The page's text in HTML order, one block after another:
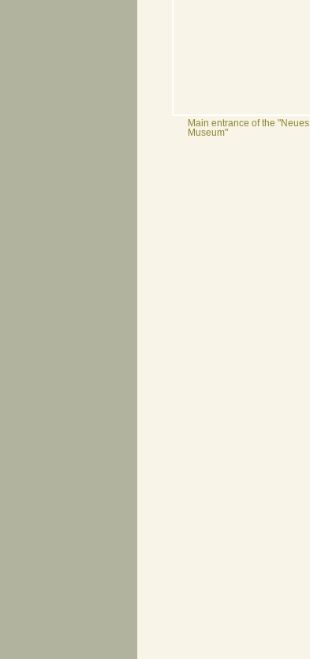
Main entrance of the "Neues
Museum"